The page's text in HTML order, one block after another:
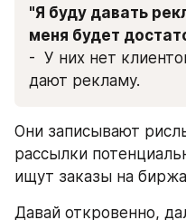
"Я буду давать
меня будет
-  У них нет
дают рекламу.
Они записывают
рассылки
ищут заказы на
Давай откровенно,